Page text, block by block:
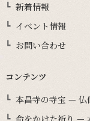
新着情報
イベント情報
お問い合わせ
コンテンツ
本昌寺の寺宝 — 仏